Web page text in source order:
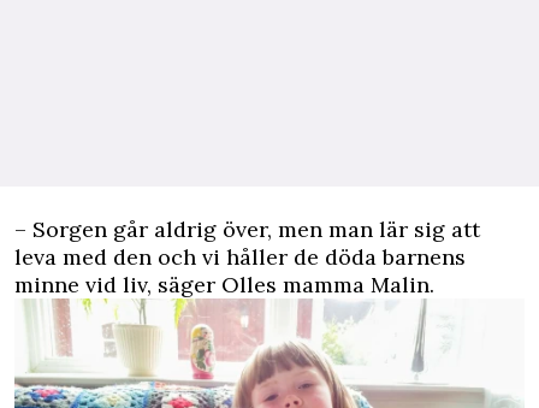
– Sorgen går aldrig över, men man lär sig att
leva med den och vi håller de döda barnens
minne vid liv, säger Olles mamma Malin.